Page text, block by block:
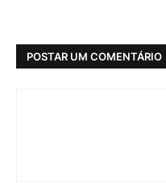
POSTAR UM COMENTÁRIO